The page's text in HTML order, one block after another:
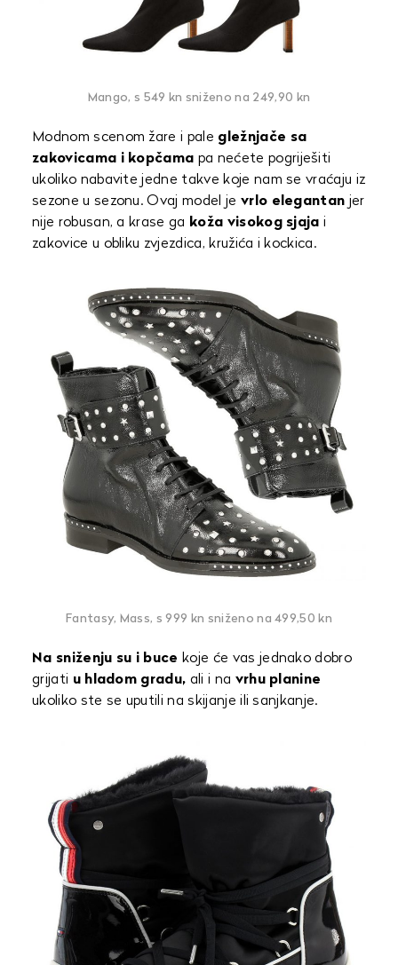
Mango, s 549 kn sniženo na 249,90 kn
Modnom scenom žare i pale gležnjače sa
zakovicama i kopčama pa nećete pogriješiti
ukoliko nabavite jedne takve koje nam se vraćaju iz
sezone u sezonu. Ovaj model je vrlo elegantan jer
nije robusan, a krase ga koža visokog sjaja i
zakovice u obliku zvjezdica, kružića i kockica.
Fantasy, Mass, s 999 kn sniženo na 499,50 kn
Na sniženju su i buce koje će vas jednako dobro
grijati u hladom gradu, ali i na vrhu planine
ukoliko ste se uputili na skijanje ili sanjkanje.